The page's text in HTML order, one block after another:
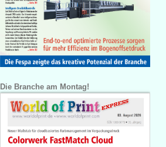
Die Branche am Montag!